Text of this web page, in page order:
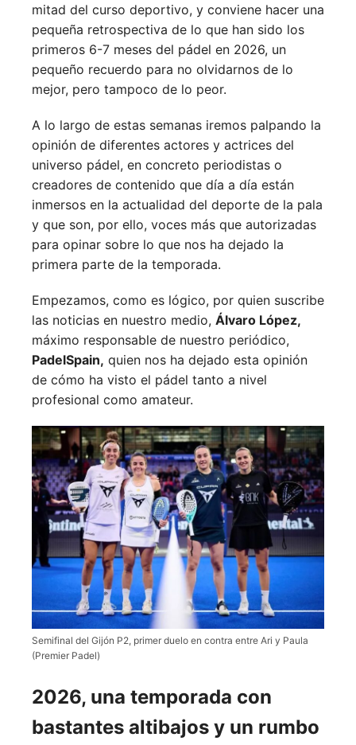
mitad del curso deportivo, y conviene hacer una
pequeña retrospectiva de lo que han sido los
primeros 6-7 meses del pádel en 2026, un
pequeño recuerdo para no olvidarnos de lo
mejor, pero tampoco de lo peor.
A lo largo de estas semanas iremos palpando la
opinión de diferentes actores y actrices del
universo pádel, en concreto periodistas o
creadores de contenido que día a día están
inmersos en la actualidad del deporte de la pala
y que son, por ello, voces más que autorizadas
para opinar sobre lo que nos ha dejado la
primera parte de la temporada.
Empezamos, como es lógico, por quien suscribe
las noticias en nuestro medio, Álvaro López,
máximo responsable de nuestro periódico,
PadelSpain, quien nos ha dejado esta opinión
de cómo ha visto el pádel tanto a nivel
profesional como amateur.
Semifinal del Gijón P2, primer duelo en contra entre Ari y Paula
(Premier Padel)
2026, una temporada con
bastantes altibajos y un rumbo